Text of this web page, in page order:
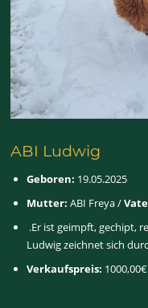
ABI Ludwig
Geboren: 19.05.2025
Mutter: ABI Freya /
.Er ist geimpft, gechipt,
Ludwig zeichnet sich
Verkaufspreis: